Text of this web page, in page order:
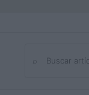
Buscar